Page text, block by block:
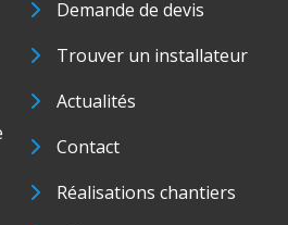
Demande de devis
Trouver un installateur
Actualités
Contact
Réalisations chantiers